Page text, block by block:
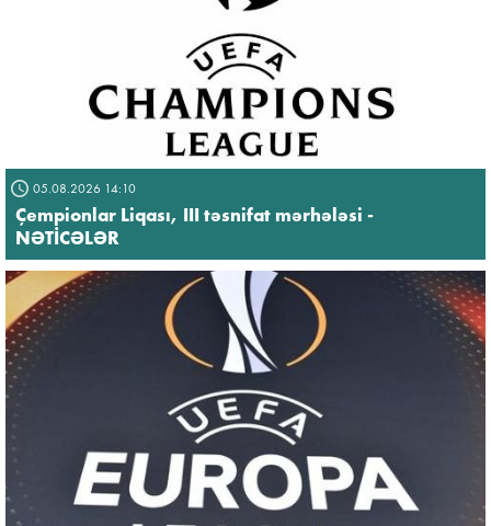
05.08.2026 14:10
Çempionlar Liqası, III təsnifat mərhələsi -
NƏTİCƏLƏR